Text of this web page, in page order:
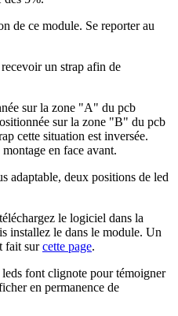
de ce module. Se reporter au
un strap afin de
sur la zone "A" du pcb
sur la zone "B" du pcb
cette situation est inversée.
en face avant.
adaptable, deux positions de led
le logiciel dans la
installez le dans le module. Un
fait surcette page.
font clignote pour témoigner
en permanence de